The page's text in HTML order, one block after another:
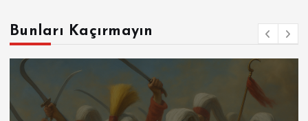
Bunları Kaçırmayın